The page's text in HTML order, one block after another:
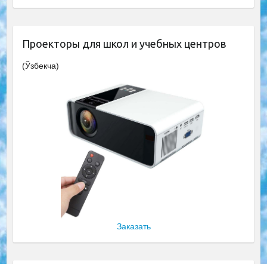
Проекторы для школ и учебных центров
(Ўзбекча)
Заказать